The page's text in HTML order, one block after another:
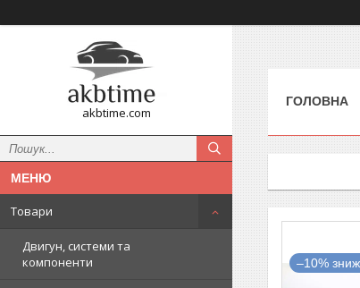
akbtime.com
Товари
Двигун, системи та
компоненти
ГОЛОВНА
–10%